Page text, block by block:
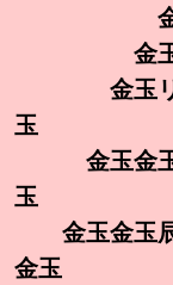
金玉金
金玉コン
金玉リン.
玉
金玉金玉
玉
金玉金玉辰
金玉